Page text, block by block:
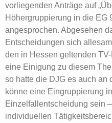
vorliegenden Anträge auf
Höhergruppierung in die EG
angesprochen. Abgesehen
Entscheidungen sich
den in Hessen geltenden
eine Einigung zu diesem
so hatte die DJG es auch an
könne eine Eingruppierung
Einzelfallentscheidung sein
individuellen